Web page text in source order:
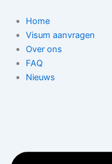
naar
inhoud
Home
Visum aanvragen
Over ons
FAQ
Nieuws